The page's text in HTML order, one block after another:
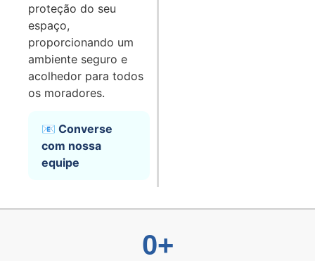
proteção do seu
espaço,
proporcionando um
ambiente seguro e
acolhedor para todos
os moradores.
📧 Converse
com nossa
equipe
0+